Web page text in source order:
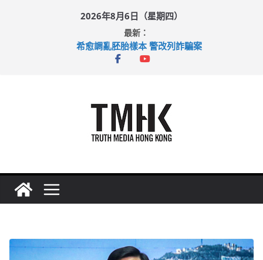
2026年8月6日（星期四）
最新：
希愈調亂胚胎樣本 警改列詐騙案
足球盛會次場激戰 祖雲達斯挫車路士